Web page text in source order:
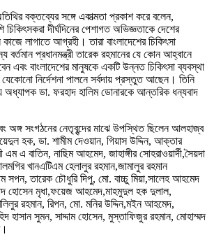
বক্তব্যের সঙ্গে একাত্মতা প্রকাশ করে বলেন,
চিকিৎসকরা দীর্ঘদিনের পেশাগত অভিজ্ঞতাকে দেশের
কাজে লাগাতে আগ্রহী। তারা বাংলাদেশের চিকিৎসা
প্রধানমন্ত্রী তারেক রহমানের যে কোন আহ্বানে
এবং বাংলাদেশের মানুষকে একটি উন্নত চিকিৎসা ব্যবস্থা
যেকোনো নির্দেশনা পালনে সর্বদায় প্রস্তুত আছেন। তিনি
অধ্যাপক ডা. ফরহাদ হালিম ডোনারকে আন্তরিক ধন্যবাদ
অঙ্গ সংগঠনের নেতৃবৃন্দের মাঝে উপস্থিত ছিলেন আলহাজ্ব
হক, ডা. শামীম দেওয়ান, গিয়াস উদ্দিন, আক্তার
এ বাতিন, নাছিম আহমেদ, জাহাঙ্গীর সোহরাওয়ার্দী,সৈয়দা
খানএটিএম হেলালুর রহমান,জামালুর রহমান
সপন, তারেক চৌধুরি দিপু, মো. বাচ্চু মিয়া,সালেহ আহমেদ
হোসেন মৃধা,ফয়েজ আহমেদ,মাহমুদুল হক দুলাল,
রহমান, রিপন, মো. মনির উদ্দিন,মইন আহমেদ,
হাসান সুমন, সাদ্দাম হোসেন, মুস্তাফিজুর রহমান, মোহাম্মদ